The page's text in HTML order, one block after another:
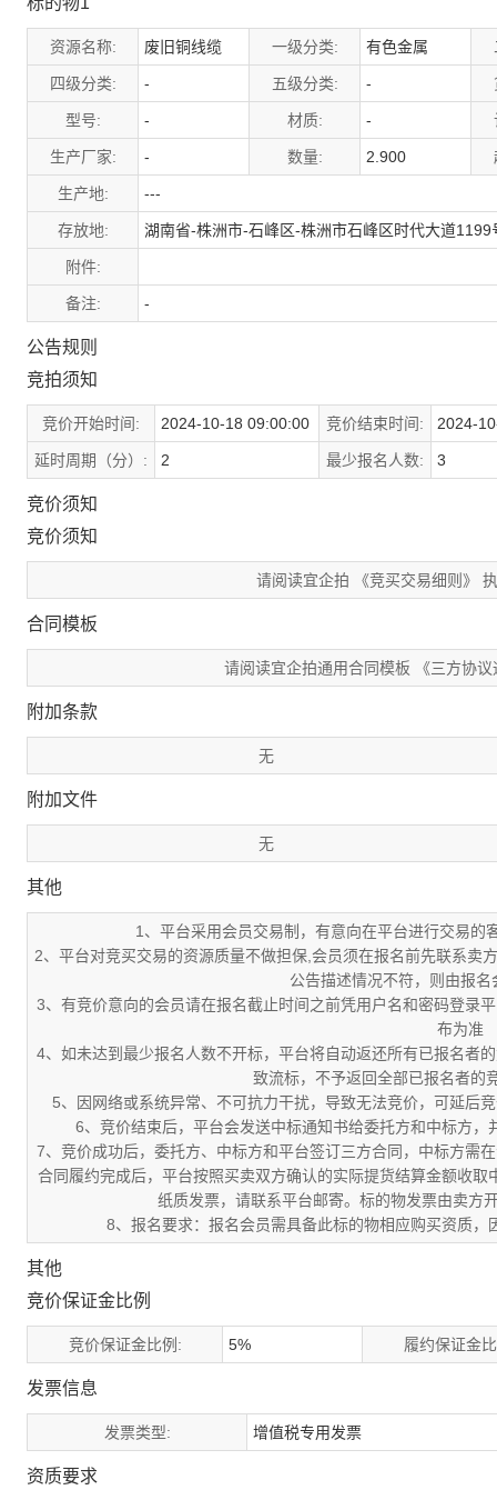
资源名称: 废旧铜线缆 一级分类: 有色金属
四级分类: - 五级分类: -
型号: - 材质: -
生产厂家: - 数量: 2.900
生产地: ---
存放地: 湖南省-株洲市-石峰区-株洲市石峰区时代大道
附件:
备注: -
公告规则
竞拍须知
竞价开始时间: 2024-10-18 09:00:00 竞价结束时间: 2024-
延时周期（分）: 2 最少报名人数: 3
竞价须知
竞价须知
请阅读宜企拍 《竞买交易细则》
合同模板
请阅读宜企拍通用合同模板 《三方协
附加条款
无
附加文件
无
其他
1、平台采用会员交易制，有意向在平台进行交易的
2、平台对竞买交易的资源质量不做担保,会员须在报名前先联系卖
公告描述情况不符，则由报
3、有竞价意向的会员请在报名截止时间之前凭用户名和密码登录
布为准
4、如未达到最少报名人数不开标，平台将自动返还所有已报名者
致流标，不予返回全部已报名者的
5、因网络或系统异常、不可抗力干扰，导致无法竞价，可延后
6、竞价结束后，平台会发送中标通知书给委托方和中标方
7、竞价成功后，委托方、中标方和平台签订三方合同，中标方需
合同履约完成后，平台按照买卖双方确认的实际提货结算金额收
纸质发票，请联系平台邮寄。标的物发票由卖方
8、报名要求：报名会员需具备此标的物相应购买资质
其他
竞价保证金比例
竞价保证金比例: 5% 履约保证金
发票信息
发票类型: 增值税专用发票
资质要求